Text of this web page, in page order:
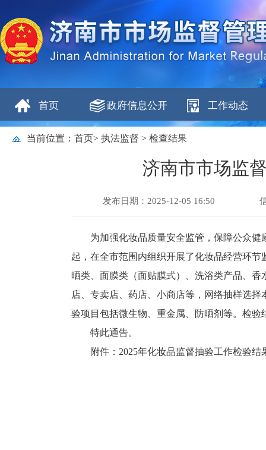
首页 政府信息公开 工作动态
当前位置： 首页> 执法监督 > 检查结果
济南市市场监
发布日期：2025-12-05 16:50
为加强化妆品质量安全监管，保障公众
起，在全市范围内组织开展了化妆品经营环
晒类、面膜类（面贴膜式）、洗浴类产品、
店、专卖店、药店、小商店等，网络抽样选
验项目包括微生物、重金属、防晒剂等。检
特此通告。
附件： 2025年化妆品监督抽验工作检验结